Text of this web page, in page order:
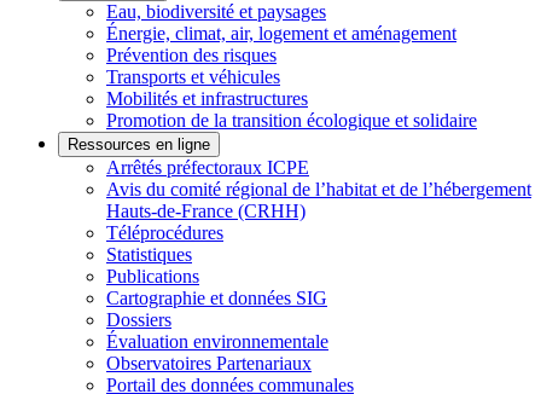
Eau, biodiversité et paysages
Énergie, climat, air, logement et aménagement
Prévention des risques
Transports et véhicules
Mobilités et infrastructures
Promotion de la transition écologique et solidaire
Ressources en ligne
Arrêtés préfectoraux ICPE
Avis du comité régional de l’habitat et de l’hébergement
Hauts-de-France (CRHH)
Téléprocédures
Statistiques
Publications
Cartographie et données SIG
Dossiers
Évaluation environnementale
Observatoires Partenariaux
Portail des données communales